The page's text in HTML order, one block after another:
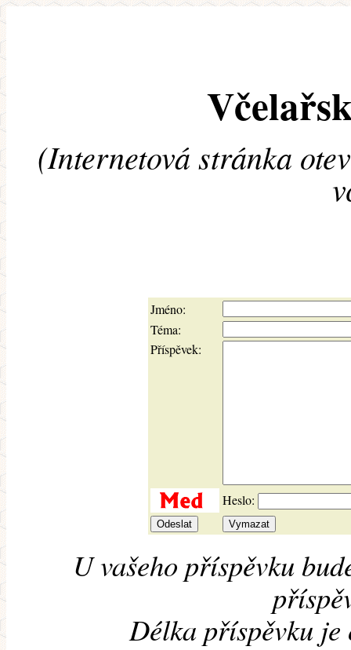
(Internetová stránka
Jméno:
Téma:
Příspěvek:
Heslo:
U vašeho příspěvku
Délka příspěvku je